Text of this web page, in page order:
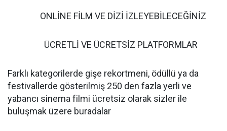
ONLİNE FİLM VE DİZİ İZLEYEBİLECEĞİNİZ
ÜCRETLİ VE ÜCRETSİZ PLATFORMLAR
Farklı kategorilerde gişe rekortmeni, ödüllü ya da
festivallerde gösterilmiş 250 den fazla yerli ve
yabancı sinema filmi ücretsiz olarak sizler ile
buluşmak üzere buradalar